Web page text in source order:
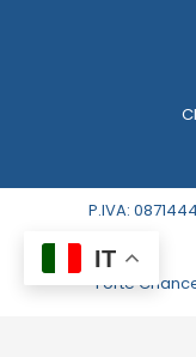
P.IVA:
Forte
IT